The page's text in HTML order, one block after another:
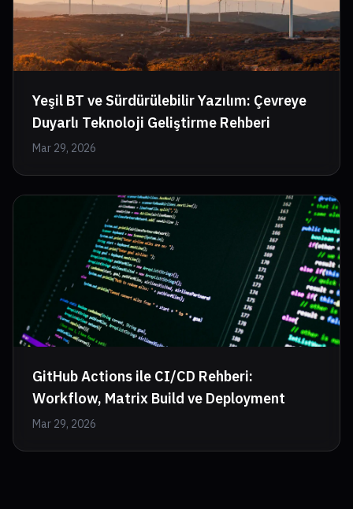
Yeşil BT ve Sürdürülebilir Yazılım: Çevreye
Duyarlı Teknoloji Geliştirme Rehberi
Mar 29, 2026
GitHub Actions ile CI/CD Rehberi:
Workflow, Matrix Build ve Deployment
Mar 29, 2026